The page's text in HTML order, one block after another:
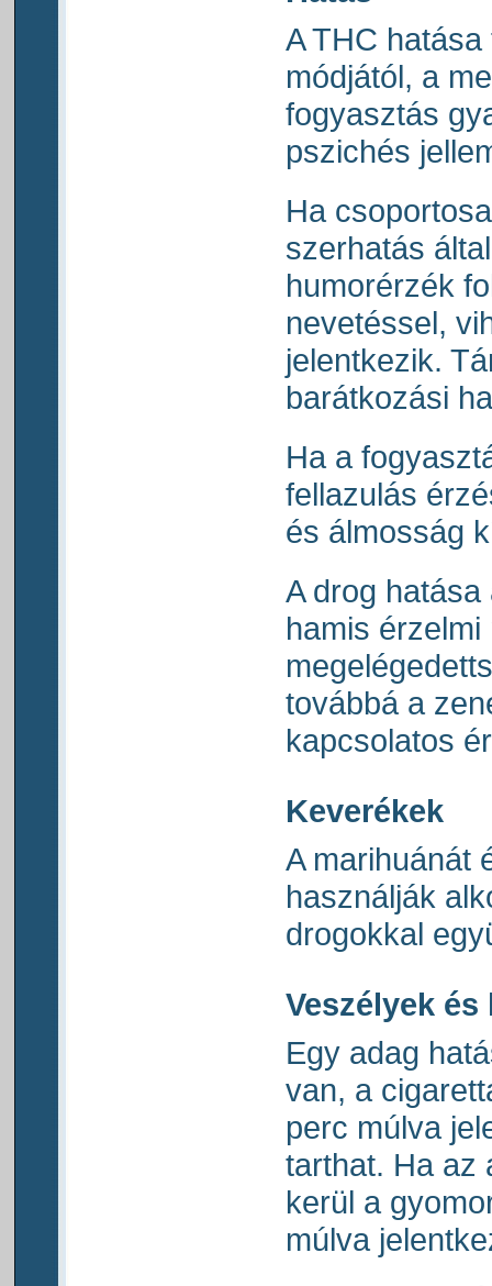
A THC
módjától, a
fogyasztás
pszichés
Ha
szerhatás
humorérzék
nevetéssel,
jelentkezik.
barátkozási
Ha a
fellazulás
és álmosság
A drog
hamis
továbbá a
kapcsolatos
Keverékek
A marihuánát
használják
drogokkal
Veszélyek
Egy adag
van, a
perc múlva
tarthat. Ha az
kerül a
múlva